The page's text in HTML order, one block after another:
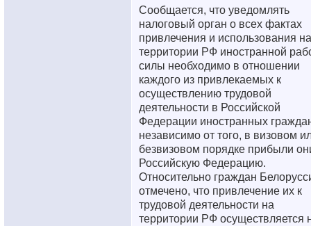
Сообщается, что уведомлять
налоговый орган о всех фактах
привлечения и использования на
территории РФ иностранной
силы необходимо в отношении
каждого из привлекаемых к
осуществлению трудовой
деятельности в Российской
Федерации иностранных
независимо от того, в визовом
безвизовом порядке прибыли
Российскую Федерацию.
Относительно граждан
отмечено, что привлечение их к
трудовой деятельности на
территории РФ осуществляется